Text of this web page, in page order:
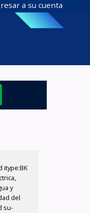
a su cuenta
itype:BK
y
del
su-